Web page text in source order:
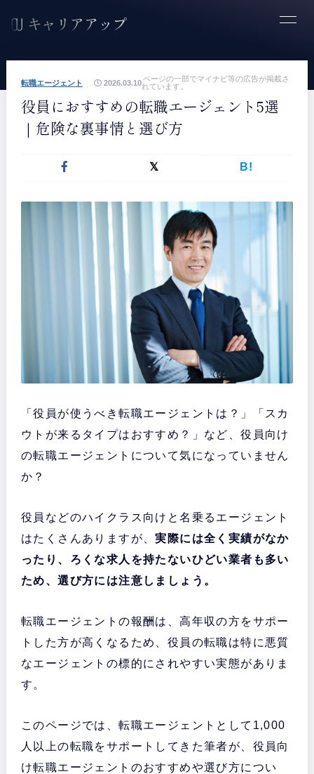
ページの一部でマイナビ等の広告が掲載さ
れています。
転職エージェント 2026.03.10
役員におすすめの転職エージェント5選
｜危険な裏事情と選び方
B!
「役員が使うべき転職エージェントは？」「スカ
ウトが来るタイプはおすすめ？」など、役員向け
の転職エージェントについて気になっていません
か？
役員などのハイクラス向けと名乗るエージェント
はたくさんありますが、実際には全く実績がなか
ったり、ろくな求人を持たないひどい業者も多い
ため、選び方には注意しましょう。
転職エージェントの報酬は、高年収の方をサポー
トした方が高くなるため、役員の転職は特に悪質
なエージェントの標的にされやすい実態がありま
す。
このページでは、転職エージェントとして1,000
人以上の転職をサポートしてきた筆者が、役員向
け転職エージェントのおすすめや選び方につい